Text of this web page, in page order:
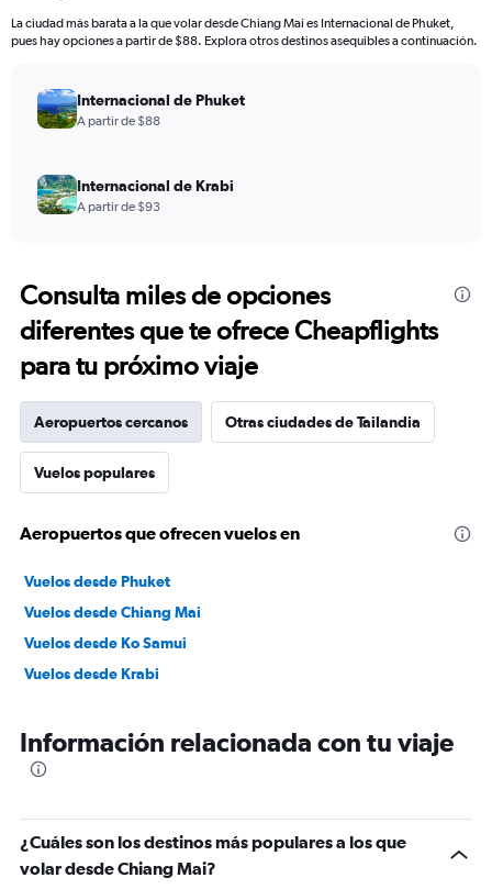
La ciudad más barata a la que volar desde Chiang Mai es Internacional de Phuket,
pues hay opciones a partir de $88. Explora otros destinos asequibles a continuación.
Internacional de Phuket
A partir de $88
Internacional de Krabi
A partir de $93
Consulta miles de opciones
diferentes que te ofrece Cheapflights
para tu próximo viaje
Aeropuertos cercanos Otras ciudades de Tailandia
Vuelos populares
Aeropuertos que ofrecen vuelos en
Vuelos desde Phuket
Vuelos desde Chiang Mai
Vuelos desde Ko Samui
Vuelos desde Krabi
Información relacionada con tu viaje
¿Cuáles son los destinos más populares a los que
volar desde Chiang Mai?